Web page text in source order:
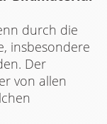
durch die
insbesondere
Der
von allen